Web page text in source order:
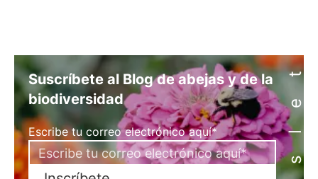
Suscríbete al Blog de abejas y de la
biodiversidad
Escribe tu correo electrónico aquí*